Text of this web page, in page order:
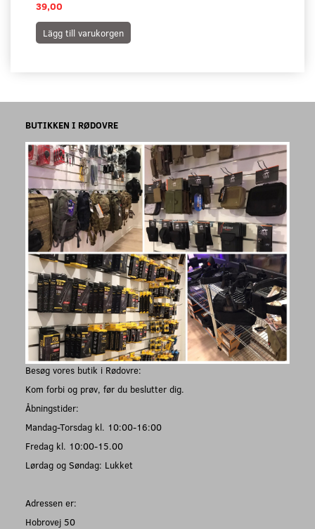
39,00
Lägg till varukorgen
BUTIKKEN I RØDOVRE
Besøg vores butik i Rødovre:
Kom forbi og prøv, før du beslutter dig.
Åbningstider:
Mandag-Torsdag kl. 10:00-16:00
Fredag kl. 10:00-15.00
Lørdag og Søndag: Lukket
Adressen er:
Hobrovej 50